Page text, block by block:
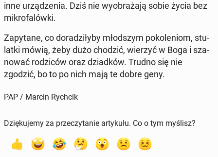
inne urzą­dze­nia. Dziś nie wy­obra­ża­ją sobie życia bez
mi­kro­fa­lów­ki.
Za­py­ta­ne, co do­ra­dzi­ły­by młod­szym po­ko­le­niom, stu­
lat­ki mówią, żeby dużo chodzić, wierzyć w Boga i sza­
no­wać ro­dzi­ców oraz dziad­ków. Trudno się nie
zgodzić, bo to po nich mają te dobre geny.
PAP / Marcin Rychcik
Dziękujemy za przeczytanie artykułu. Co o tym myślisz?